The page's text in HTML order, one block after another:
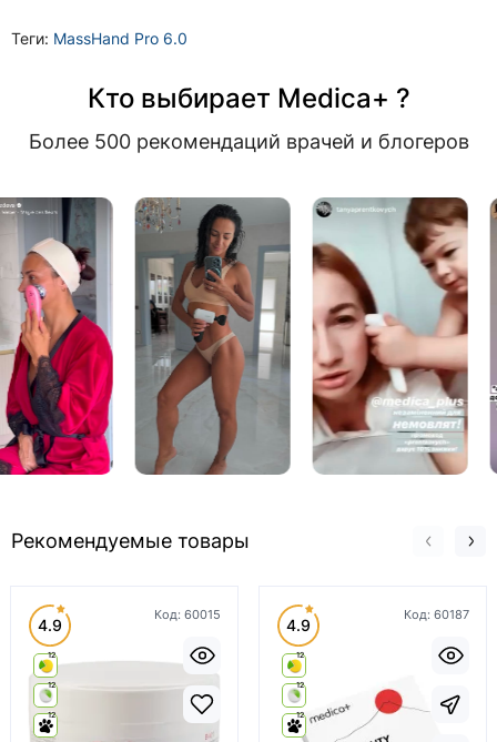
Теги: MassHand Pro 6.0
Кто выбирает Medica+ ?
Более 500 рекомендаций врачей и блогеров
Рекомендуемые товары
Код: 60015
4.9
12
12
12
Код: 60187
4.9
12
12
12